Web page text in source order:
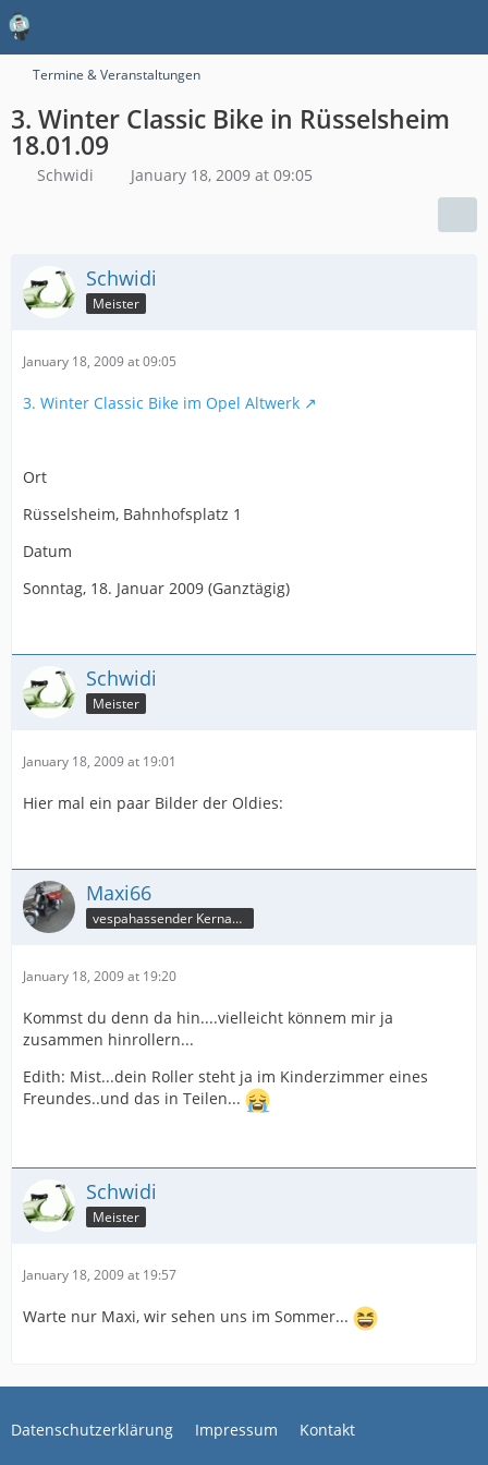
Termine & Veranstaltungen
3. Winter Classic Bike in Rüsselsheim
18.01.09
Schwidi January 18, 2009 at 09:05
Schwidi
Meister
January 18, 2009 at 09:05
3. Winter Classic Bike im Opel Altwerk
Ort
Rüsselsheim, Bahnhofsplatz 1
Datum
Sonntag, 18. Januar 2009 (Ganztägig)
Schwidi
Meister
January 18, 2009 at 19:01
Hier mal ein paar Bilder der Oldies:
Maxi66
vespahassender Kernassi
January 18, 2009 at 19:20
Kommst du denn da hin....vielleicht könnem mir ja
zusammen hinrollern...
Edith: Mist...dein Roller steht ja im Kinderzimmer eines
Freundes..und das in Teilen...
Schwidi
Meister
January 18, 2009 at 19:57
Warte nur Maxi, wir sehen uns im Sommer...
Datenschutzerklärung Impressum Kontakt